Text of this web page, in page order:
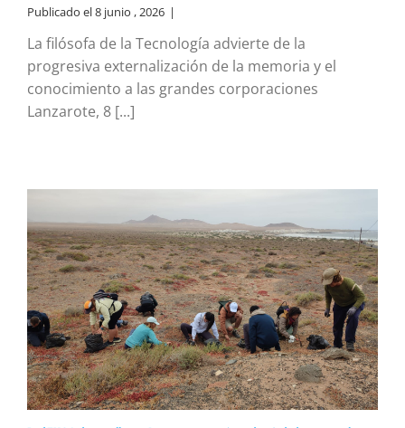
Publicado el 8 junio , 2026 |
La filósofa de la Tecnología advierte de la
progresiva externalización de la memoria y el
conocimiento a las grandes corporaciones
Lanzarote, 8 [...]